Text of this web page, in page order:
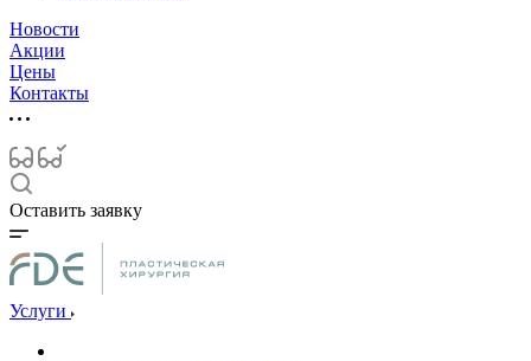
Новости
Акции
Цены
Контакты
Оставить заявку
Услуги